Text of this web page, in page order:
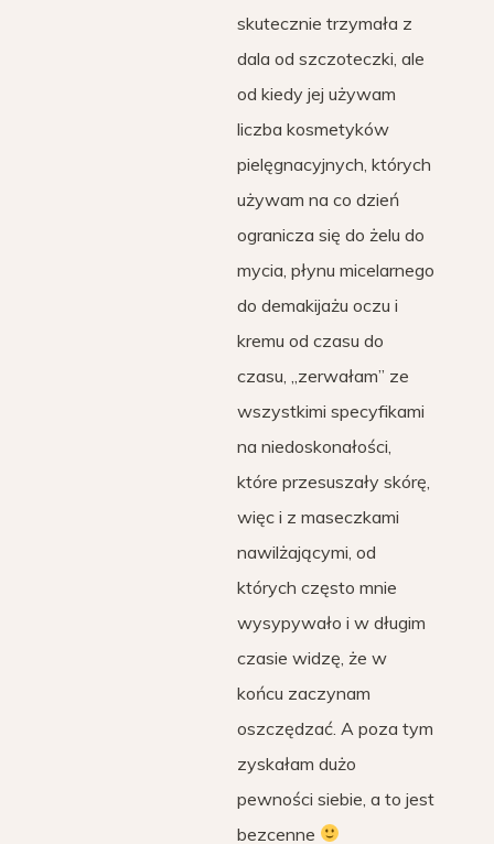
skutecznie trzymała z
dala od szczoteczki, ale
od kiedy jej używam
liczba kosmetyków
pielęgnacyjnych, których
używam na co dzień
ogranicza się do żelu do
mycia, płynu micelarnego
do demakijażu oczu i
kremu od czasu do
czasu, „zerwałam” ze
wszystkimi specyfikami
na niedoskonałości,
które przesuszały skórę,
więc i z maseczkami
nawilżającymi, od
których często mnie
wysypywało i w długim
czasie widzę, że w
końcu zaczynam
oszczędzać. A poza tym
zyskałam dużo
pewności siebie, a to jest
bezcenne